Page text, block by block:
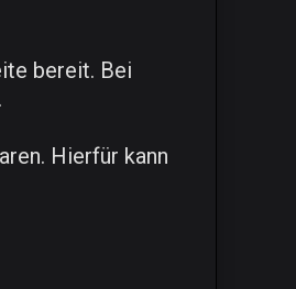
bereit. Bei
Hierfür kann